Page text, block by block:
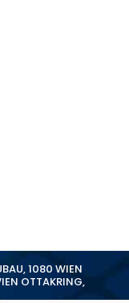
,1080 WIEN
OTTAKRING,